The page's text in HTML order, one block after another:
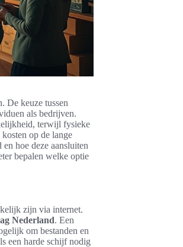
De keuze tussen
als bedrijven.
terwijl fysieke
op de lange
hoe deze aansluiten
bepalen welke optie
zijn via internet.
Nederland. Een
om bestanden en
een harde schijf nodig